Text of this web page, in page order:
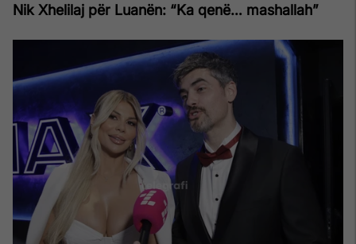
Nik Xhelilaj për Luanën: “Ka qenë… mashallah”